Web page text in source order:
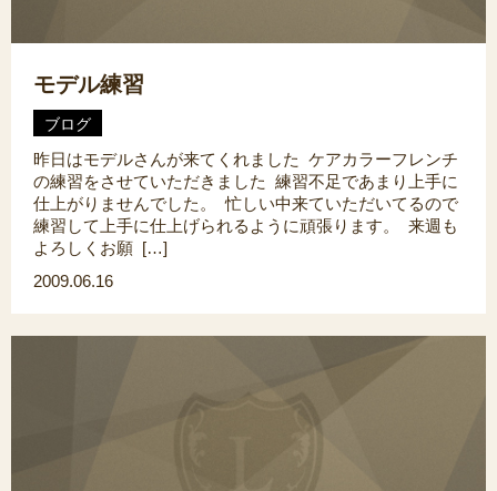
モデル練習
ブログ
昨日はモデルさんが来てくれました ケアカラーフレンチ
の練習をさせていただきました 練習不足であまり上手に
仕上がりませんでした。 忙しい中来ていただいてるので
練習して上手に仕上げられるように頑張ります。 来週も
よろしくお願 […]
2009.06.16